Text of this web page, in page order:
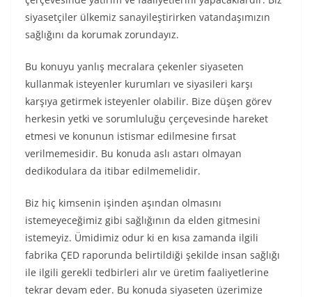
siyasetçiler ülkemiz sanayileştirirken vatandaşımızın
sağlığını da korumak zorundayız.
Bu konuyu yanlış mecralara çekenler siyaseten
kullanmak isteyenler kurumları ve siyasileri karşı
karşıya getirmek isteyenler olabilir. Bize düşen görev
herkesin yetki ve sorumluluğu çerçevesinde hareket
etmesi ve konunun istismar edilmesine fırsat
verilmemesidir. Bu konuda aslı astarı olmayan
dedikodulara da itibar edilmemelidir.
Biz hiç kimsenin işinden aşından olmasını
istemeyeceğimiz gibi sağlığının da elden gitmesini
istemeyiz. Ümidimiz odur ki en kısa zamanda ilgili
fabrika ÇED raporunda belirtildiği şekilde insan sağlığı
ile ilgili gerekli tedbirleri alır ve üretim faaliyetlerine
tekrar devam eder. Bu konuda siyaseten üzerimize